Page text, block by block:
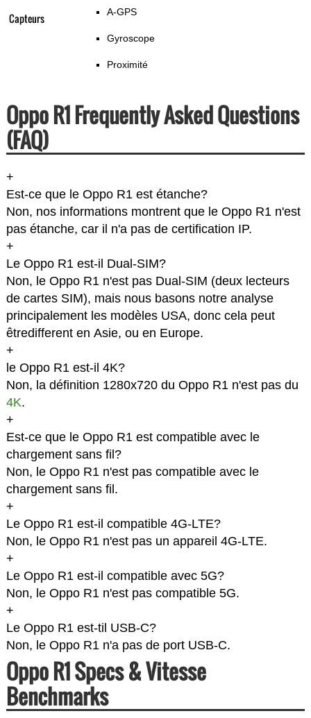
Capteurs A-GPS
Gyroscope
Proximité
Oppo R1 Frequently Asked Questions
(FAQ)
+
Est-ce que le Oppo R1 est étanche?
Non, nos informations montrent que le Oppo R1 n'est
pas étanche, car il n'a pas de certification IP.
+
Le Oppo R1 est-il Dual-SIM?
Non, le Oppo R1 n'est pas Dual-SIM (deux lecteurs
de cartes SIM), mais nous basons notre analyse
principalement les modèles USA, donc cela peut
êtredifferent en Asie, ou en Europe.
+
le Oppo R1 est-il 4K?
Non, la définition 1280x720 du Oppo R1 n'est pas du
4K.
+
Est-ce que le Oppo R1 est compatible avec le
chargement sans fil?
Non, le Oppo R1 n'est pas compatible avec le
chargement sans fil.
+
Le Oppo R1 est-il compatible 4G-LTE?
Non, le Oppo R1 n'est pas un appareil 4G-LTE.
+
Le Oppo R1 est-il compatible avec 5G?
Non, le Oppo R1 n'est pas compatible 5G.
+
Le Oppo R1 est-til USB-C?
Non, le Oppo R1 n'a pas de port USB-C.
Oppo R1 Specs & Vitesse
Benchmarks